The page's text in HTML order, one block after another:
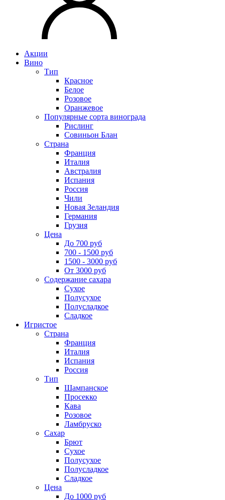
Акции
Вино
Тип
Красное
Белое
Розовое
Оранжевое
Популярные сорта винограда
Рислинг
Совиньон Блан
Страна
Франция
Италия
Австралия
Испания
Россия
Чили
Новая Зеландия
Германия
Грузия
Цена
До 700 руб
700 - 1500 руб
1500 - 3000 руб
От 3000 руб
Содержание сахара
Сухое
Полусухое
Полусладкое
Сладкое
Игристое
Страна
Франция
Италия
Испания
Россия
Тип
Шампанское
Просекко
Кава
Розовое
Ламбруско
Сахар
Брют
Сухое
Полусухое
Полусладкое
Сладкое
Цена
До 1000 руб